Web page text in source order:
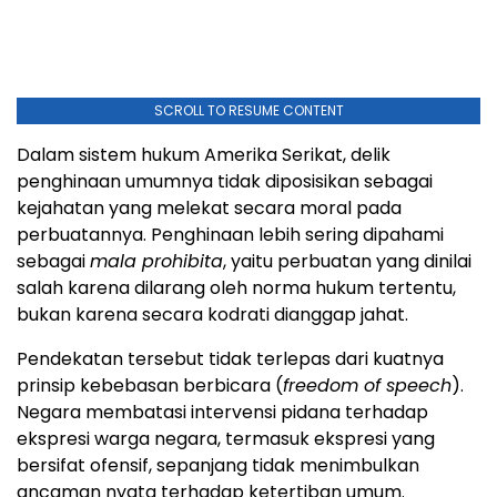
SCROLL TO RESUME CONTENT
Dalam sistem hukum Amerika Serikat, delik
penghinaan umumnya tidak diposisikan sebagai
kejahatan yang melekat secara moral pada
perbuatannya. Penghinaan lebih sering dipahami
sebagaimala prohibita, yaitu perbuatan yang dinilai
salah karena dilarang oleh norma hukum tertentu,
bukan karena secara kodrati dianggap jahat.
Pendekatan tersebut tidak terlepas dari kuatnya
prinsip kebebasan berbicara (freedom of speech).
Negara membatasi intervensi pidana terhadap
ekspresi warga negara, termasuk ekspresi yang
bersifat ofensif, sepanjang tidak menimbulkan
ancaman nyata terhadap ketertiban umum.